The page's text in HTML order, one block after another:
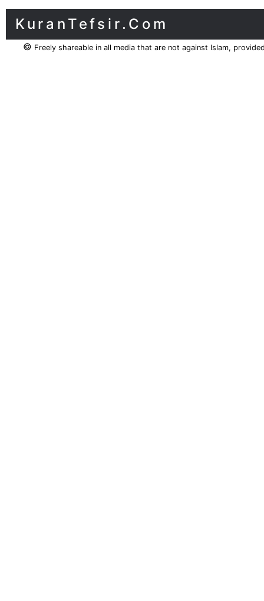
KuranTefsir.Com
© Freely shareable in all media that are not against Islam,